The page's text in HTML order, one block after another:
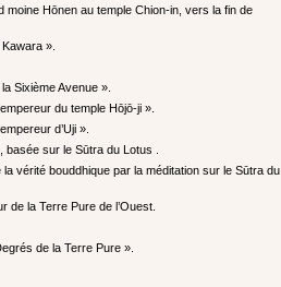
moine Hōnen au temple Chion-in, vers la fin de
».
Sixième Avenue ».
du temple Hōjō-ji ».
d’Uji ».
sur le Sūtra du Lotus .
la vérité bouddhique par la méditation sur le Sūtra du
de la Terre Pure de l’Ouest.
de la Terre Pure ».